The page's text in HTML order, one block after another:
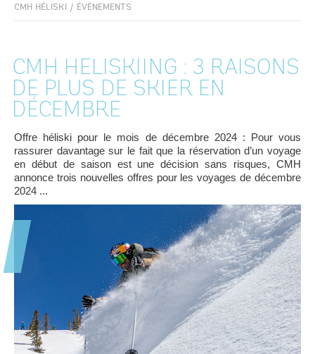
CMH HÉLISKI / ÉVÉNEMENTS
CMH HELISKIING : 3 RAISONS
DE PLUS DE SKIER EN
DÉCEMBRE
Offre héliski pour le mois de décembre 2024 : Pour vous
rassurer davantage sur le fait que la réservation d’un voyage
en début de saison est une décision sans risques, CMH
annonce trois nouvelles offres pour les voyages de décembre
2024 ...